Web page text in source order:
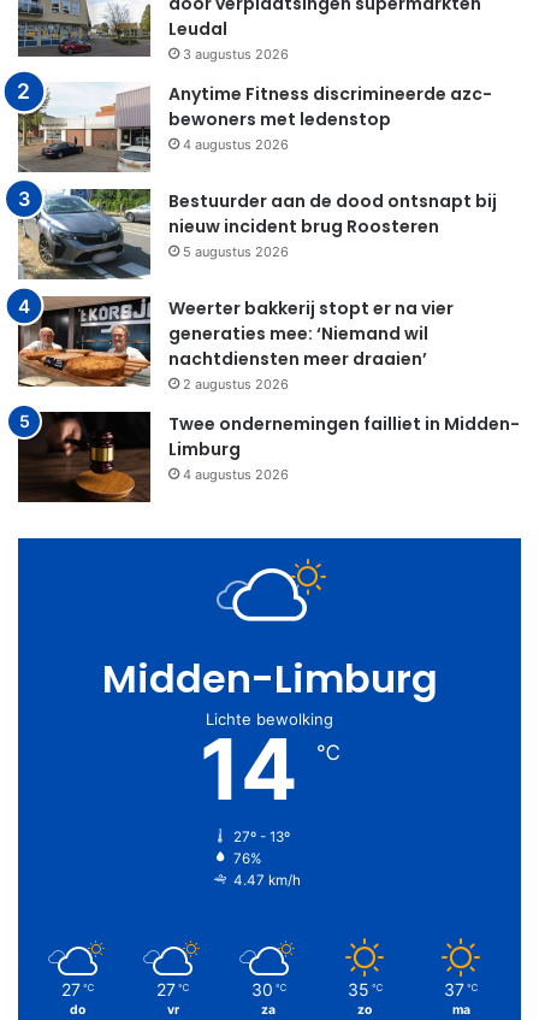
Leudal
3 augustus 2026
Anytime Fitness discrimineerde azc-
bewoners met ledenstop
4 augustus 2026
Bestuurder aan de dood ontsnapt bij
nieuw incident brug Roosteren
5 augustus 2026
Weerter bakkerij stopt er na vier
generaties mee: ‘Niemand wil
nachtdiensten meer draaien’
2 augustus 2026
Twee ondernemingen failliet in Midden-
Limburg
4 augustus 2026
Midden-Limburg
Lichte bewolking
14 ℃
27º - 13º
76%
4.47 km/h
27 ℃
do
27 ℃
vr
30 ℃
za
35 ℃
zo
37 ℃
ma